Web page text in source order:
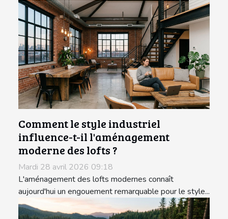
Comment le style industriel
influence-t-il l'aménagement
moderne des lofts ?
Mardi 28 avril 2026 09:18
L'aménagement des lofts modernes connaît
aujourd'hui un engouement remarquable pour le style...